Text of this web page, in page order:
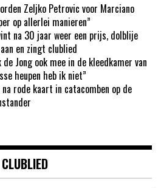
Zeljko Petrovic voor Marciano
op allerlei manieren”
na 30 jaar weer een prijs, dolblije
en zingt clublied
de Jong ook mee in de kleedkamer van
heupen heb ik niet”
rode kaart in catacomben op de
CLUBLIED